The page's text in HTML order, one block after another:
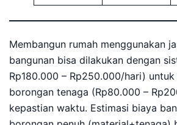
Membangun rumah menggunakan
bangunan bisa dilakukan dengan
Rp180.000 – Rp250.000/hari)
borongan tenaga (Rp80.000 –
kepastian waktu. Estimasi biaya